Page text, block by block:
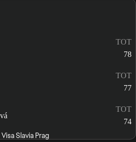
TOT
78
TOT
77
TOT
74
Visa Slavia Prag